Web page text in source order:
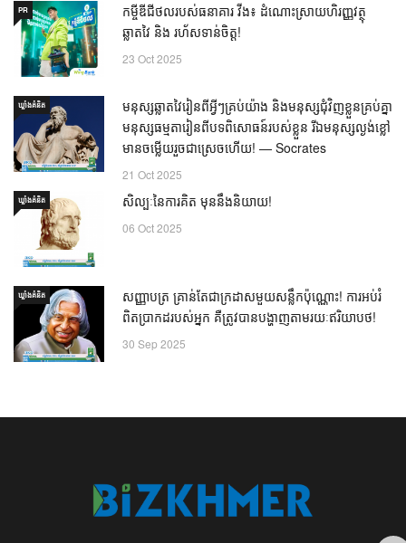
PR
កម្ចីឌីជីថលរបស់ធនាគារ វីង៖ ដំណោះស្រាយហិរញ្ញវត្ថុ
ឆ្លាតវៃ និង រហ័សទាន់ចិត្ត!
23 Oct 2025
ឃ្លាំង​គំនិត
មនុស្សឆ្លាតវៃរៀនពីអ្វីៗគ្រប់យ៉ាង និងមនុស្សជុំវិញខ្លួនគ្រប់គ្នា
មនុស្សធម្មតារៀនពីបទពិសោធន៍របស់ខ្លួន រីឯមនុស្សល្ងង់ខ្លៅ
មានចម្លើយរួចជាស្រេចហើយ! — Socrates
21 Oct 2025
ឃ្លាំង​គំនិត សិល្បៈនៃការគិត មុននឹងនិយាយ!
06 Oct 2025
ឃ្លាំង​គំនិត
សញ្ញាបត្រ គ្រាន់តែជាក្រដាសមួយសន្លឹកប៉ុណ្ណោះ! ការអប់រំ
ពិតប្រាកដរបស់អ្នក គឺត្រូវបានបង្ហាញតាមរយៈឥរិយាបថ!
30 Sep 2025